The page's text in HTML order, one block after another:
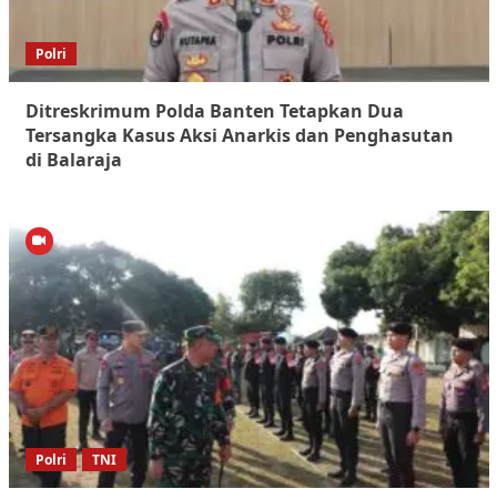
Polri
Ditreskrimum Polda Banten Tetapkan Dua
Tersangka Kasus Aksi Anarkis dan Penghasutan
di Balaraja
Polri TNI